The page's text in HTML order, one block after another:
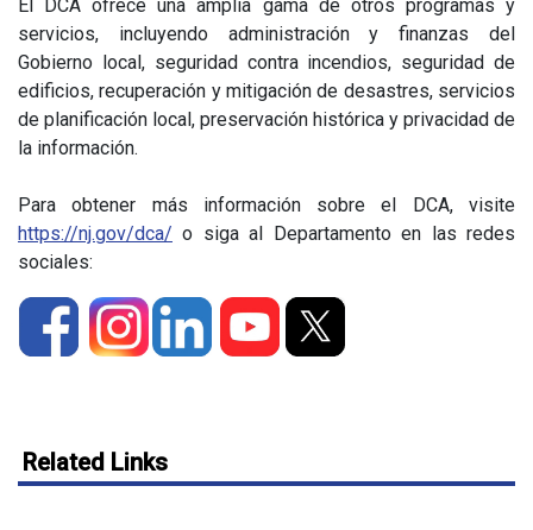
El DCA ofrece una amplia gama de otros programas y
servicios, incluyendo administración y finanzas del
Gobierno local, seguridad contra incendios, seguridad de
edificios, recuperación y mitigación de desastres, servicios
de planificación local, preservación histórica y privacidad de
la información.
Para obtener más información sobre el DCA, visite
https://nj.gov/dca/ o siga al Departamento en las redes
sociales:
Related Links